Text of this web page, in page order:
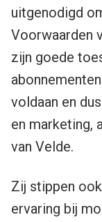
uitgenodigd
Voorwaarden
zijn goede
voldaan en
en marketing,
van Velde.
Zij stippen
ervaring bij